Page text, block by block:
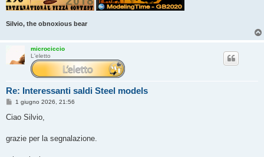
Silvio, the obnoxious bear
microciccio
L'eletto
Re: Interessanti saldi Steel models
M
s
g
1 giugno 2026, 21:56
Ciao Silvio,
grazie per la segnalazione.